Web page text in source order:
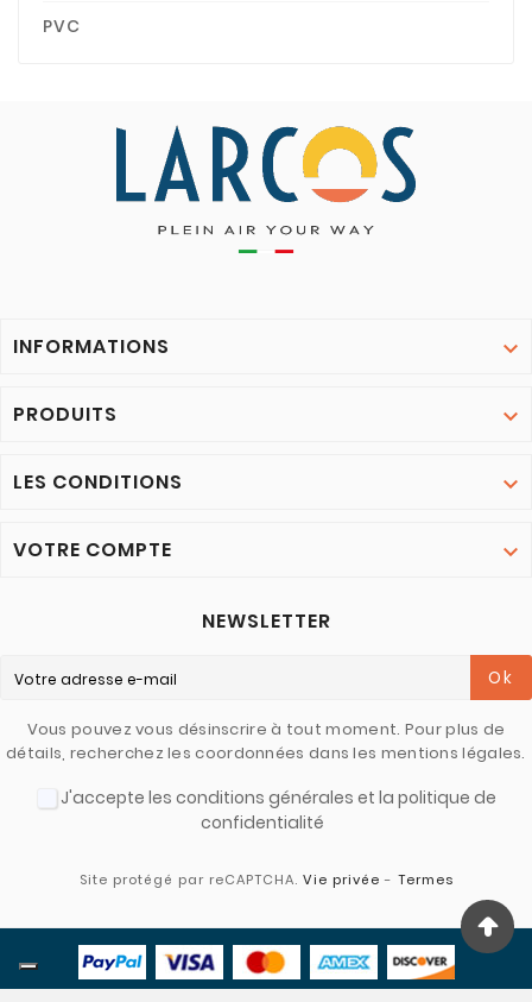
PVC
INFORMATIONS 
PRODUITS 
LES CONDITIONS 
VOTRE COMPTE 
NEWSLETTER
Ok
Vous pouvez vous désinscrire à tout moment. Pour plus de
détails, recherchez les coordonnées dans les mentions légales.
J'accepte les conditions générales et la politique de
confidentialité
Site protégé par reCAPTCHA. Vie privée - Termes